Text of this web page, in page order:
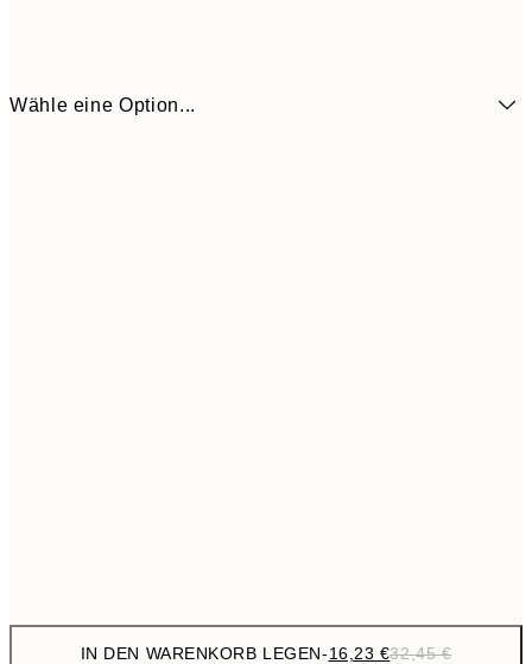
Wähle eine Option...
IN DEN WARENKORB LEGEN-16,23 €32,45 €